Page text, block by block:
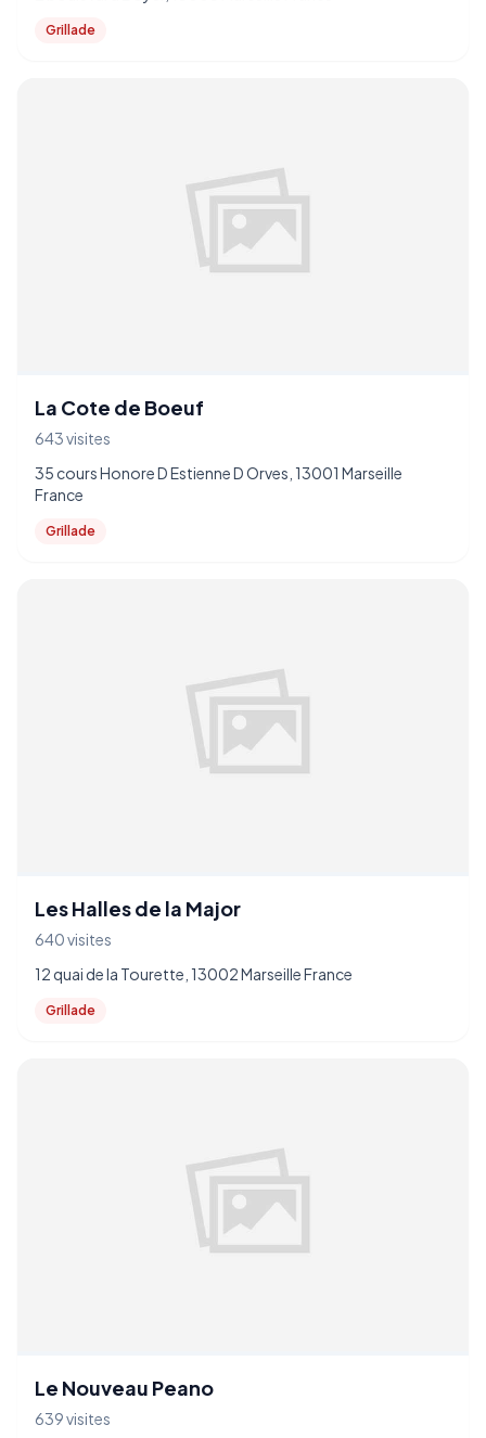
Grillade
La Cote de Boeuf
643 visites
35 cours Honore D Estienne D Orves, 13001 Marseille
France
Grillade
Les Halles de la Major
640 visites
12 quai de la Tourette, 13002 Marseille France
Grillade
Le Nouveau Peano
639 visites